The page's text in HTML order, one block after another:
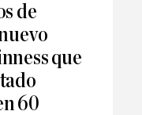
de
que
60